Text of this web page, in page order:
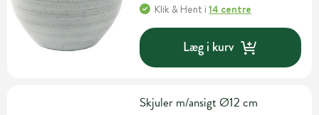
Klik & Hent i14 centre
Læg i kurv
Skjuler m/ansigt Ø12 cm